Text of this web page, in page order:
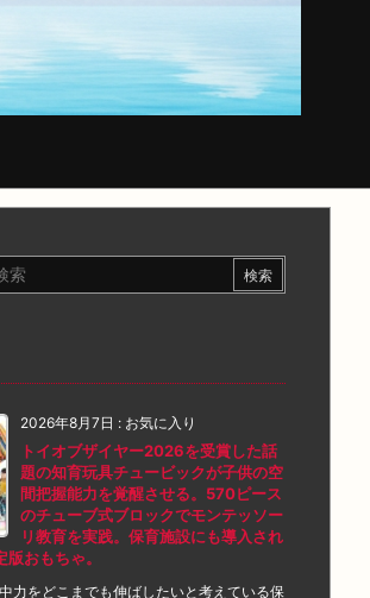
2026年8月7日 : お気に入り
トイオブザイヤー2026を受賞した話
題の知育玩具チュービックが子供の空
間把握能力を覚醒させる。570ピース
のチューブ式ブロックでモンテッソー
リ教育を実践。保育施設にも導入され
おもちゃ。
力をどこまでも伸ばしたいと考えている保